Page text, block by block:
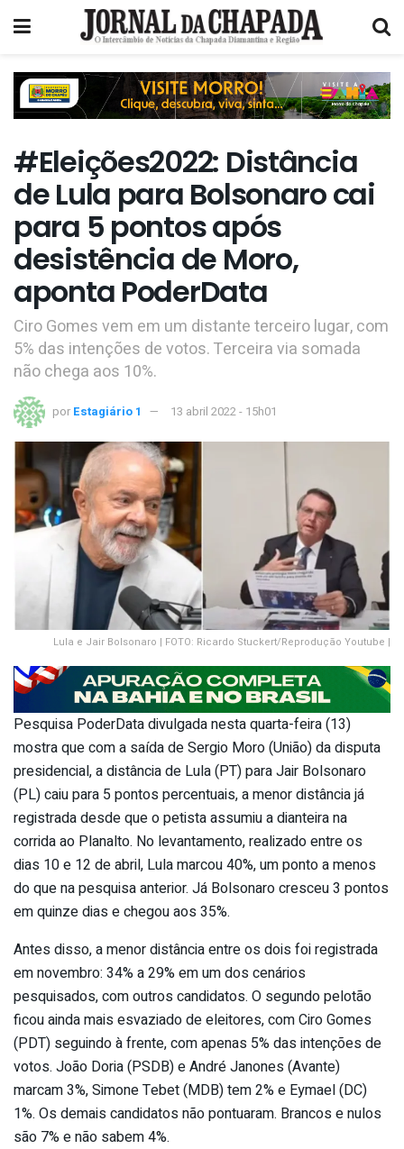
#Eleições2022: Distância
de Lula para Bolsonaro cai
para 5 pontos após
desistência de Moro,
aponta PoderData
Ciro Gomes vem em um distante terceiro lugar, com
5% das intenções de votos. Terceira via somada
não chega aos 10%.
por Estagiário 1 13 abril 2022 - 15h01
Lula e Jair Bolsonaro | FOTO: Ricardo Stuckert/Reprodução Youtube |
Pesquisa PoderData divulgada nesta quarta-feira (13)
mostra que com a saída de Sergio Moro (União) da disputa
presidencial, a distância de Lula (PT) para Jair Bolsonaro
(PL) caiu para 5 pontos percentuais, a menor distância já
registrada desde que o petista assumiu a dianteira na
corrida ao Planalto. No levantamento, realizado entre os
dias 10 e 12 de abril, Lula marcou 40%, um ponto a menos
do que na pesquisa anterior. Já Bolsonaro cresceu 3 pontos
em quinze dias e chegou aos 35%.
Antes disso, a menor distância entre os dois foi registrada
em novembro: 34% a 29% em um dos cenários
pesquisados, com outros candidatos. O segundo pelotão
ficou ainda mais esvaziado de eleitores, com Ciro Gomes
(PDT) seguindo à frente, com apenas 5% das intenções de
votos. João Doria (PSDB) e André Janones (Avante)
marcam 3%, Simone Tebet (MDB) tem 2% e Eymael (DC)
1%. Os demais candidatos não pontuaram. Brancos e nulos
são 7% e não sabem 4%.